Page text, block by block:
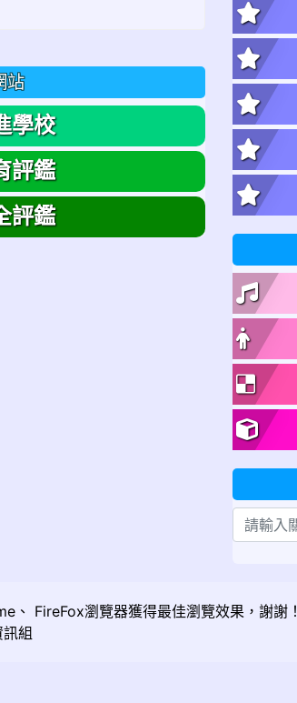
站
學校
評鑑
評鑑
、 FireFox瀏覽器獲得最佳瀏覽效果，謝謝！
組